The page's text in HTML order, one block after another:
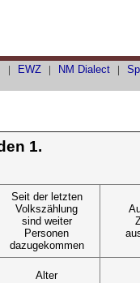
| EWZ| NM Dialect|
1.
Seit der letzten
Volkszählung
sind weiter
Personen
dazugekommen
Alter